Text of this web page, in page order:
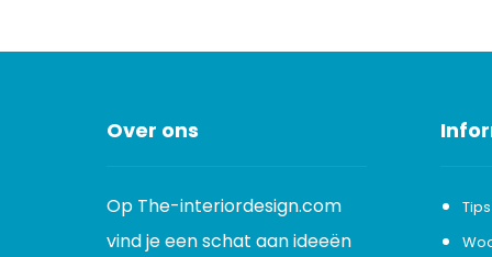
Over ons
Op The-interiordesign.com
vind je een schat aan ideeën
Tips